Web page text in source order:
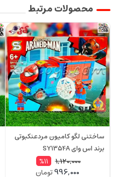
محصولات مرتبط
ساختنی لگو کامیون مردعنکبوتی
برند اس وای SY1354A
1,120,000
%11
996,000تومان